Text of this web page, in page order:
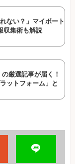
ない？」マイボート
集術も解説
厳選記事が届く！
ットフォーム」と